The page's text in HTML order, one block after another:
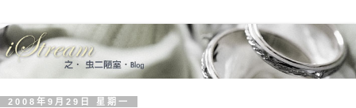
2008年9月29日 星期一